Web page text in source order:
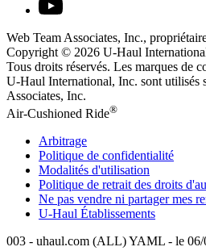
Web Team Associates, Inc.,
Copyright © 2026 U-Haul
Tous droits réservés. Les marques de
U-Haul International, Inc. sont utilisés
Associates, Inc.
Air-Cushioned Ride®
Arbitrage
Politique de confidentialité
Modalités d'utilisation
Politique de retrait des droits
Ne pas vendre ni partager mes
U-Haul Établissements
003 - uhaul.com (ALL) YAML - le 06/